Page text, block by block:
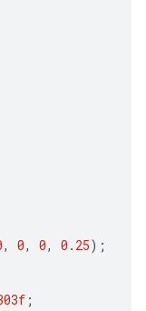
, 0, 0, 0.25);
;